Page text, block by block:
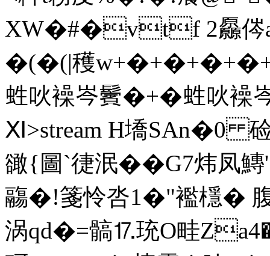
XW�#�vtf 2厵侺
�(�(|穫
﨡吙襙岑鬢�+�﨡吙襙
Ⅺ>stream H墧SAn�0
豃{圖`徢泯��G7炜凤
鬺�!箋怜呇1�"襤檼�
涡qd�=髇⒘珫O畦